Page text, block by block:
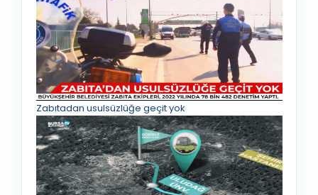
Zabıtadan usulsüzlüğe geçit yok